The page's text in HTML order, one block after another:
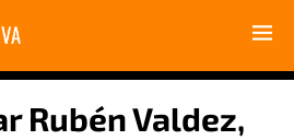
Rubén Valdez,